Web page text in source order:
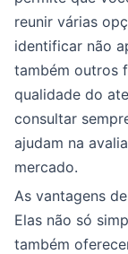
reunir várias
identificar não
também outros
qualidade do
consultar
ajudam na
mercado.
As vantagens
Elas não só
também